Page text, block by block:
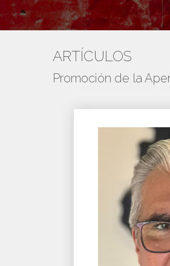
ARTÍCULOS
Promoción de la